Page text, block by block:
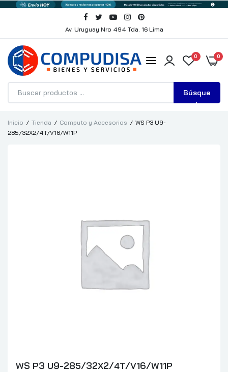
Av. Uruguay Nro 494 Tda. 16 Lima
Búsque
da
0 0
Inicio Tienda Computo y Accesorios
WS P3 U9-
285/32X2/4T/V16/W11P
WS P3 U9-285/32X2/4T/V16/W11P